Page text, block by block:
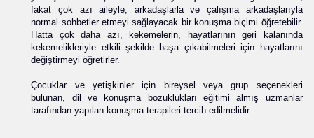
fakat çok azı aileyle, arkadaşlarla ve çalışma arkadaşlarıyla
normal sohbetler etmeyi sağlayacak bir konuşma biçimi öğretebilir.
Hatta çok daha azı, kekemelerin, hayatlarının geri kalanında
kekemelikleriyle etkili şekilde başa çıkabilmeleri için hayatlarını
değiştirmeyi öğretirler.
Çocuklar ve yetişkinler için bireysel veya grup seçenekleri
bulunan, dil ve konuşma bozuklukları eğitimi almış uzmanlar
tarafından yapılan konuşma terapileri tercih edilmelidir.